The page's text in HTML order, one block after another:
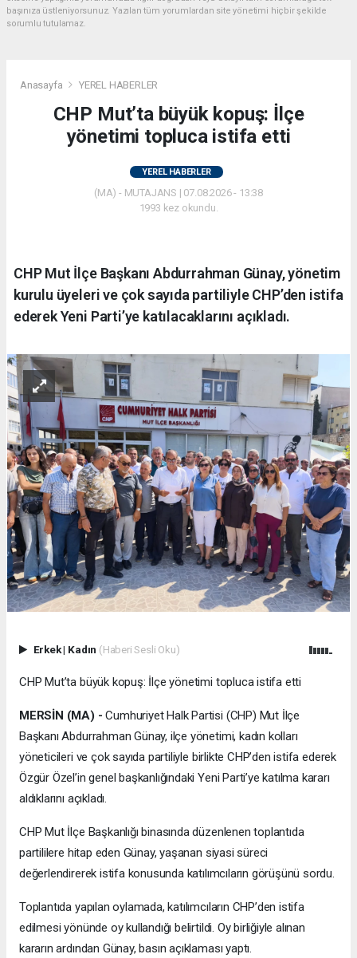
başınıza üstleniyorsunuz. Yazılan tüm yorumlardan site yönetimi hiçbir şekilde
sorumlu tutulamaz.
Anasayfa YEREL HABERLER
CHP Mut’ta büyük kopuş: İlçe
yönetimi topluca istifa etti
YEREL HABERLER
(MA) - MUTAJANS | 07.08.2026 - 13:38
1993 kez okundu.
CHP Mut İlçe Başkanı Abdurrahman Günay, yönetim
kurulu üyeleri ve çok sayıda partiliyle CHP’den istifa
ederek Yeni Parti’ye katılacaklarını açıkladı.
Erkek| Kadın (Haberi Sesli Oku)
CHP Mut’ta büyük kopuş: İlçe yönetimi topluca istifa etti
MERSİN (MA) - Cumhuriyet Halk Partisi (CHP) Mut İlçe
Başkanı Abdurrahman Günay, ilçe yönetimi, kadın kolları
yöneticileri ve çok sayıda partiliyle birlikte CHP’den istifa ederek
Özgür Özel’in genel başkanlığındaki Yeni Parti’ye katılma kararı
aldıklarını açıkladı.
CHP Mut İlçe Başkanlığı binasında düzenlenen toplantıda
partililere hitap eden Günay, yaşanan siyasi süreci
değerlendirerek istifa konusunda katılımcıların görüşünü sordu.
Toplantıda yapılan oylamada, katılımcıların CHP’den istifa
edilmesi yönünde oy kullandığı belirtildi. Oy birliğiyle alınan
kararın ardından Günay, basın açıklaması yaptı.